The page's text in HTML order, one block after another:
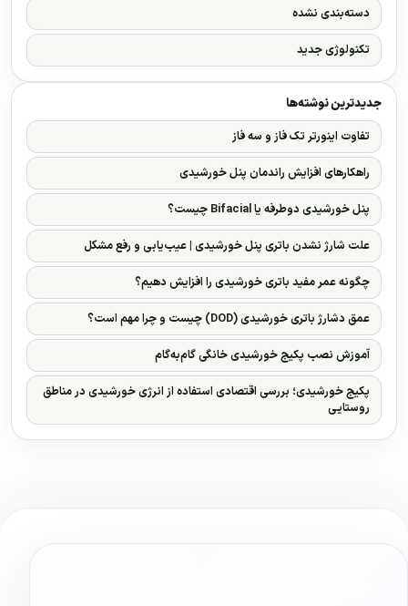
دسته‌بندی نشده
تکنولوژی جدید
جدیدترین نوشته‌ها
تفاوت اینورتر تک فاز و سه فاز
راهکارهای افزایش راندمان پنل خورشیدی
پنل خورشیدی دوطرفه یا Bifacial چیست؟
علت شارژ نشدن باتری پنل خورشیدی | عیب‌یابی و رفع مشکل
چگونه عمر مفید باتری خورشیدی را افزایش دهیم؟
عمق دشارژ باتری خورشیدی (DOD) چیست و چرا مهم است؟
آموزش نصب پکیج خورشیدی خانگی گام‌به‌گام
پکیج خورشیدی؛ بررسی اقتصادی استفاده از انرژی خورشیدی در مناطق
روستایی